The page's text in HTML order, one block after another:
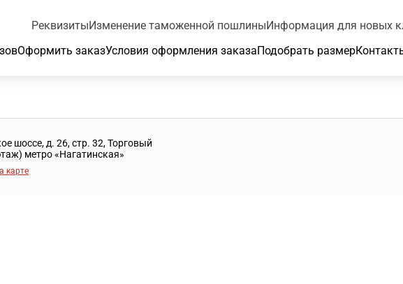
РеквизитыИзменение таможенной пошлиныИнформация для новых
Оформить заказУсловия оформления заказаПодобрать размер
шоссе, д. 26, стр. 32, Торговый
метро «Нагатинская»
карте